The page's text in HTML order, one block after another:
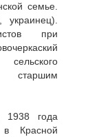
семье.
при
1938 года
Красной